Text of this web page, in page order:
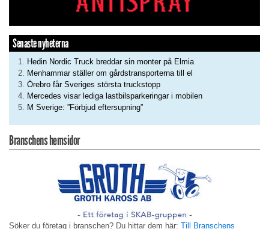
Senaste nyheterna
Hedin Nordic Truck breddar sin monter på Elmia
Menhammar ställer om gårdstransporterna till el
Örebro får Sveriges största truckstopp
Mercedes visar lediga lastbilsparkeringar i mobilen
M Sverige: ”Förbjud eftersupning”
Branschens hemsidor
Söker du företag i branschen? Du hittar dem här: Till Branschens